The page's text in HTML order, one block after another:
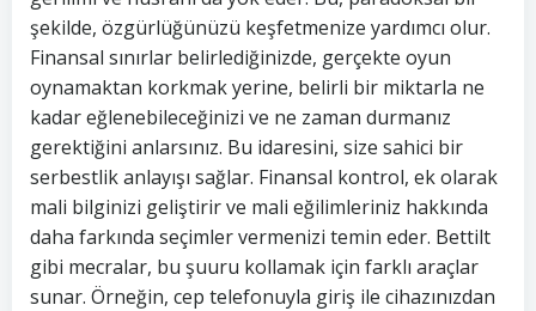
şekilde, özgürlüğünüzü keşfetmenize yardımcı olur.
Finansal sınırlar belirlediğinizde, gerçekte oyun
oynamaktan korkmak yerine, belirli bir miktarla ne
kadar eğlenebileceğinizi ve ne zaman durmanız
gerektiğini anlarsınız. Bu idaresini, size sahici bir
serbestlik anlayışı sağlar. Finansal kontrol, ek olarak
mali bilginizi geliştirir ve mali eğilimleriniz hakkında
daha farkında seçimler vermenizi temin eder. Bettilt
gibi mecralar, bu şuuru kollamak için farklı araçlar
sunar. Örneğin, cep telefonuyla giriş ile cihazınızdan